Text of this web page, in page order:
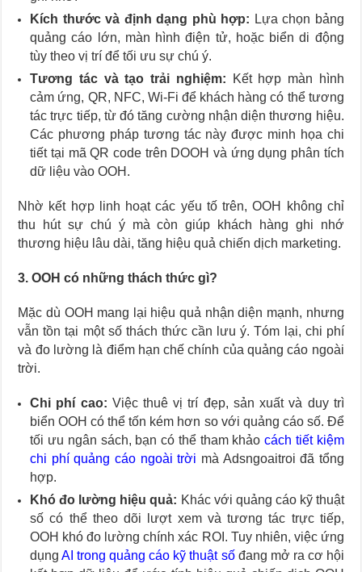
Kích thước và định dạng phù hợp: Lựa chọn bảng
quảng cáo lớn, màn hình điện tử, hoặc biển di động
tùy theo vị trí để tối ưu sự chú ý.
Tương tác và tạo trải nghiệm: Kết hợp màn hình
cảm ứng, QR, NFC, Wi-Fi để khách hàng có thể tương
tác trực tiếp, từ đó tăng cường nhận diện thương hiệu.
Các phương pháp tương tác này được minh họa chi
tiết tại mã QR code trên DOOH và ứng dụng phân tích
dữ liệu vào OOH.
Nhờ kết hợp linh hoạt các yếu tố trên, OOH không chỉ
thu hút sự chú ý mà còn giúp khách hàng ghi nhớ
thương hiệu lâu dài, tăng hiệu quả chiến dịch marketing.
3. OOH có những thách thức gì?
Mặc dù OOH mang lại hiệu quả nhận diện mạnh, nhưng
vẫn tồn tại một số thách thức cần lưu ý. Tóm lại, chi phí
và đo lường là điểm hạn chế chính của quảng cáo ngoài
trời.
Chi phí cao: Việc thuê vị trí đẹp, sản xuất và duy trì
biển OOH có thể tốn kém hơn so với quảng cáo số. Để
tối ưu ngân sách, bạn có thể tham khảocách tiết kiệm
chi phí quảng cáo ngoài trời mà Adsngoaitroi đã tổng
hợp.
Khó đo lường hiệu quả: Khác với quảng cáo kỹ thuật
số có thể theo dõi lượt xem và tương tác trực tiếp,
OOH khó đo lường chính xác ROI. Tuy nhiên, việc ứng
dụngAI trong quảng cáo kỹ thuật sốđang mở ra cơ hội